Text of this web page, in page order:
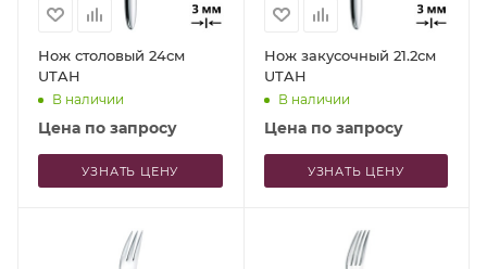
Нож столовый 24см
UTAH
В наличии
Цена по запросу
УЗНАТЬ ЦЕНУ
Нож закусочный 21.2см
UTAH
В наличии
Цена по запросу
УЗНАТЬ ЦЕНУ